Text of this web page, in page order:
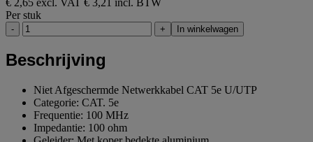
€ 2,65 excl. VAT € 3,21 incl. BTW
Per stuk
- + In winkelwagen
Beschrijving
Niet Afgeschermde Netwerkkabel CAT 5e U/UTP
Categorie: CAT. 5e
Frequentie: 100 MHz
Impedantie: 100 ohm